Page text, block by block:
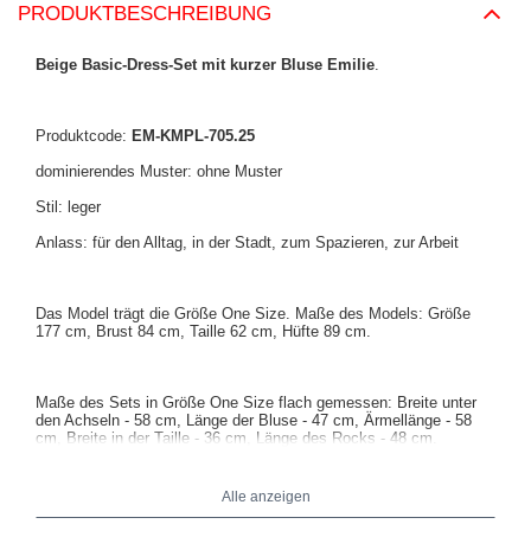
PRODUKTBESCHREIBUNG
Beige Basic-Dress-Set mit kurzer Bluse Emilie
Produktcode: EM-KMPL-705.25
dominierendes Muster: ohne Muster
Stil: leger
Anlass: für den Alltag, in der Stadt, zum Spazieren, zur Arbeit
Das Model trägt die Größe One Size. Maße des Models: Größe
177 cm, Brust 84 cm, Taille 62 cm, Hüfte 89 cm.
Maße des Sets in Größe One Size flach gemessen: Breite unter
den Achseln - 58 cm, Länge der Bluse - 47 cm, Ärmellänge - 58
cm, Breite in der Taille - 36 cm, Länge des Rocks - 48 cm.
Alle anzeigen